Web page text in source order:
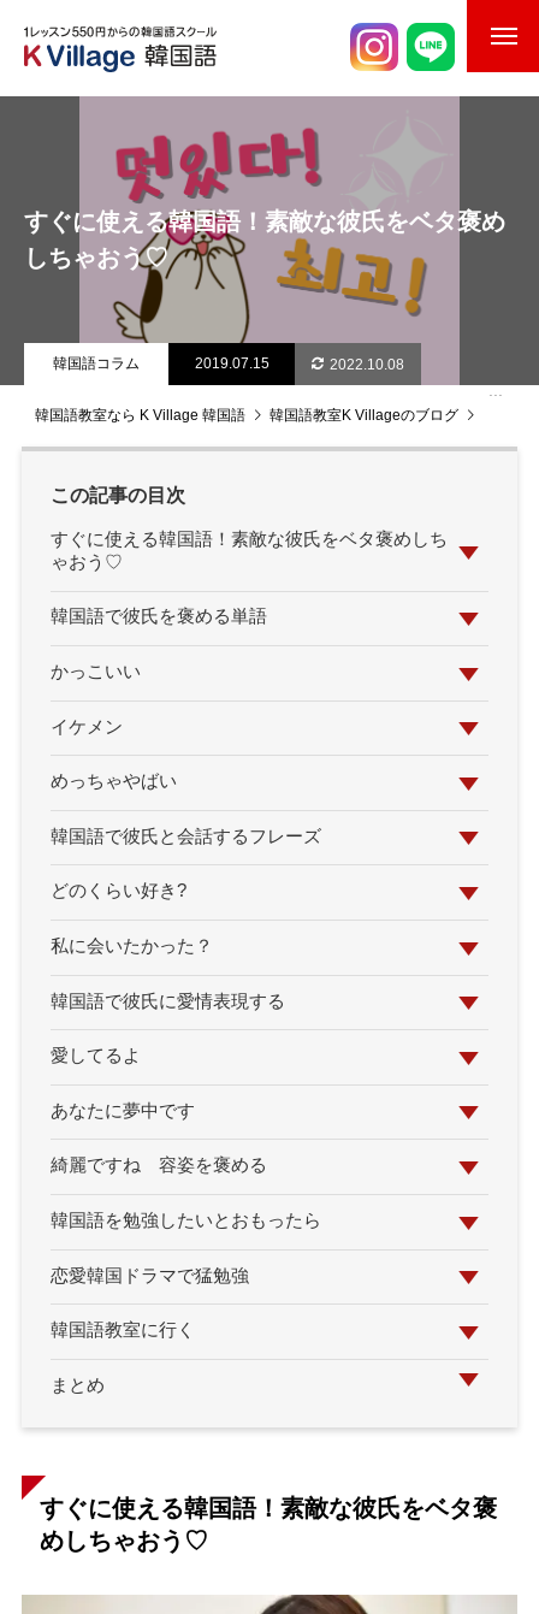
校舎案内
ご入校までの流れ
韓国語講師紹介
K Village韓国留学
すぐに使える韓国語！素敵な彼氏をベタ褒め
しちゃおう♡
韓国語コラム 2019.07.15 2022.10.08
韓国語教室なら K Village 韓国語 韓国語教室K Villageのブログ
この記事の目次
すぐに使える韓国語！素敵な彼氏をベタ褒めしち
ゃおう♡
韓国語で彼氏を褒める単語
かっこいい
イケメン
めっちゃやばい
韓国語で彼氏と会話するフレーズ
どのくらい好き?
私に会いたかった？
韓国語で彼氏に愛情表現する
愛してるよ
あなたに夢中です
綺麗ですね 容姿を褒める
韓国語を勉強したいとおもったら
恋愛韓国ドラマで猛勉強
韓国語教室に行く
まとめ
すぐに使える韓国語！素敵な彼氏をベタ褒
めしちゃおう♡